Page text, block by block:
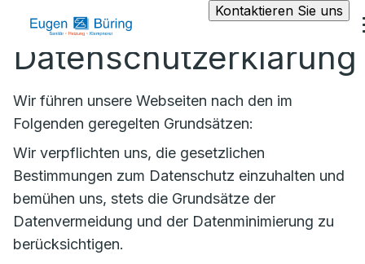
Kontaktieren Sie uns
Datenschutzerklärung
Wir führen unsere Webseiten nach den im
Folgenden geregelten Grundsätzen:
Wir verpflichten uns, die gesetzlichen
Bestimmungen zum Datenschutz einzuhalten und
bemühen uns, stets die Grundsätze der
Datenvermeidung und der Datenminimierung zu
berücksichtigen.